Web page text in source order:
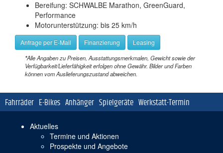
Bereifung: SCHWALBE Marathon, GreenGuard,
Performance
Motorunterstützung: bis 25 km/h
Anfrage per E-Mail Finanzierung Leasing
*Alle Angaben zu Preisen, Ausstattungsmerkmalen, Gewicht sowie der
Verfügbarkeit/Lieferfähigkeit erfolgen ohne Gewähr. Bilder und Farben
können vom Auslieferungszustand abweichen.
Navigation
überspringen
Fahrräder E-Bikes Anhänger Spielgeräte Werkstatt-Termin
Navigation
überspringen
Aktuelles
Termine und Aktionen
Prospekte und Angebote